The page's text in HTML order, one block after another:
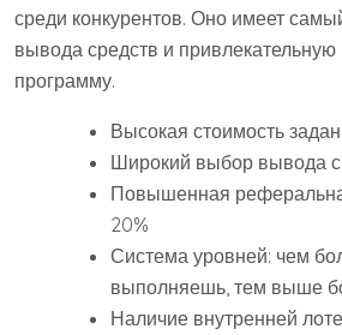
среди конкурентов. Оно имеет
вывода средств и
программу.
Высокая стоимость
Широкий выбор вывода
Повышенная
20%
Система уровней: чем
выполняешь, тем выше
Наличие внутренней